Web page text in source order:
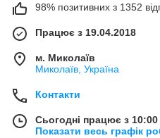
98% позитивних з 1352
Працює з 19.04.2018
м. Миколаїв
Миколаїв, Україна
Контакти
Сьогодні працює з
Показати весь графік